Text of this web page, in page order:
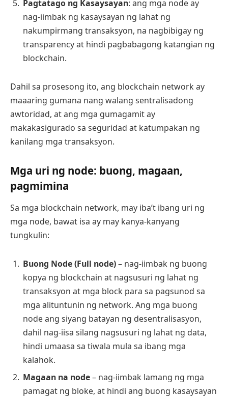
Pagtatago ng Kasaysayan: ang mga node ay
nag-iimbak ng kasaysayan ng lahat ng
nakumpirmang transaksyon, na nagbibigay ng
transparency at hindi pagbabagong katangian ng
blockchain.
Dahil sa prosesong ito, ang blockchain network ay
maaaring gumana nang walang sentralisadong
awtoridad, at ang mga gumagamit ay
makakasigurado sa seguridad at katumpakan ng
kanilang mga transaksyon.
Mga uri ng node: buong, magaan,
pagmimina
Sa mga blockchain network, may iba’t ibang uri ng
mga node, bawat isa ay may kanya-kanyang
tungkulin:
Buong Node (Full node)– nag-iimbak ng buong
kopya ng blockchain at nagsusuri ng lahat ng
transaksyon at mga block para sa pagsunod sa
mga alituntunin ng network. Ang mga buong
node ang siyang batayan ng desentralisasyon,
dahil nag-iisa silang nagsusuri ng lahat ng data,
hindi umaasa sa tiwala mula sa ibang mga
kalahok.
Magaan na node– nag-iimbak lamang ng mga
pamagat ng bloke, at hindi ang buong kasaysayan